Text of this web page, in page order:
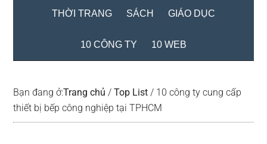
THỜI TRANG SÁCH GIÁO DỤC
10 CÔNG TY 10 WEB
Bạn đang ở:Trang chủ / Top List / 10 công ty cung cấp
thiết bị bếp công nghiệp tại TPHCM